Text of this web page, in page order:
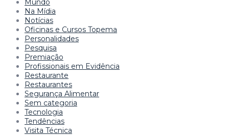
Mundo
Na Mídia
Notícias
Oficinas e Cursos Topema
Personalidades
Pesquisa
Premiação
Profissionais em Evidência
Restaurante
Restaurantes
Segurança Alimentar
Sem categoria
Tecnologia
Tendências
Visita Técnica